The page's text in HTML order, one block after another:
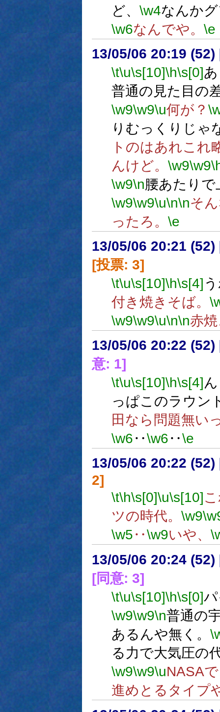
ど、 \w4なんか
\w6なんでや。 \e
13/05/06 20:19 (52)
\t\u\s[10]\h\s[0]
普通の見た目の
\w9\w9\u何が？
りむっくりじゃ
トのはあれこれ
んけど。 \w9\w9
\w9\n腰あたり
\w9\w9\u\n\nそ
ったろ。 \e
13/05/06 20:21 (52)
[投票: 3]
\t\u\s[10]\h\s[4]
付き焼きそば。
\w9\w9\u\n\n赤
13/05/06 20:22 (52)
意: 1]
\t\u\s[10]\h\s[4]
っぱこのラウン
田なら問題無い
\w6‥\w6‥\e
13/05/06 20:22 (52)
2]
\t\h\s[0]\u\s[10]
ツの時代。 \w9
\w5‥\w9いや、
13/05/06 20:24 (52)
[同意: 3]
\t\u\s[10]\h\s[0]
\w9\w9\n普通の
あるんや無く。
る力で大気圧の
\w9\w9\uNASA
進めとるタイプ